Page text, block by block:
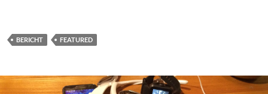
BERICHT FEATURED